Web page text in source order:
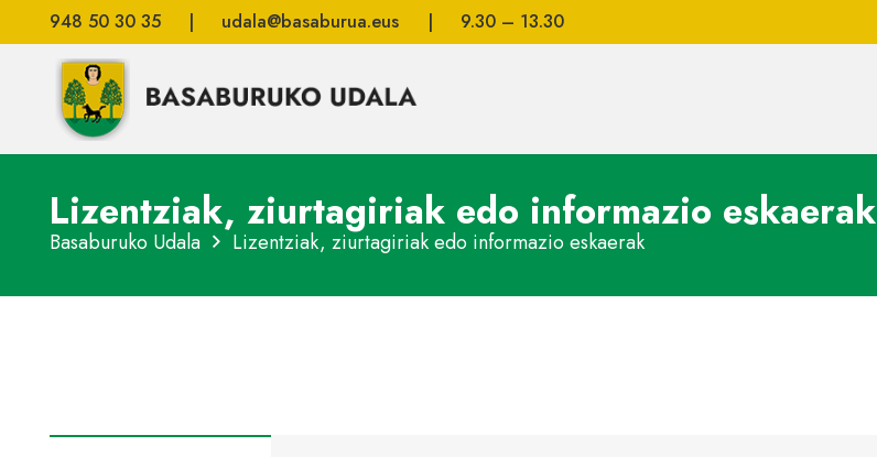
948 50 30 35 | udala@basaburua.eus | 9.30 – 13.30
Lizentziak, ziurtagiriak edo informazio eskaerak
Basaburuko Udala Lizentziak, ziurtagiriak edo informazio eskaerak